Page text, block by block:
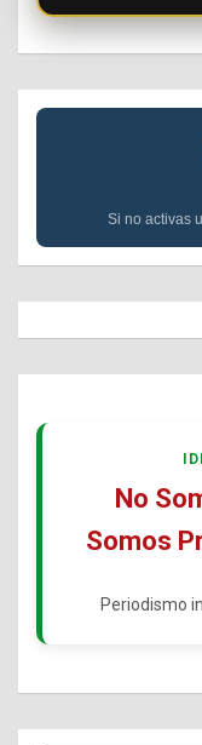
Si no activas
No
Somos
Periodismo